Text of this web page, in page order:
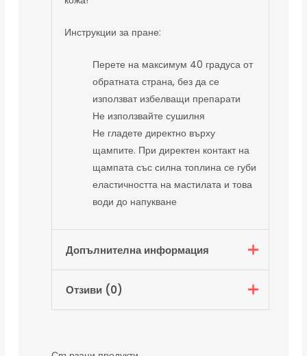
Инструкции за пране:
Перете на максимум 40 градуса от
обратната страна, без да се
използват избелващи препарати
Не използвайте сушилня
Не гладете директно върху
щампите. При директен контакт на
щампата със силна топлина се губи
еластичността на мастилата и това
води до напукване
Допълнителна информация
Тегло
Размер - Дамски
Отзиви (0)